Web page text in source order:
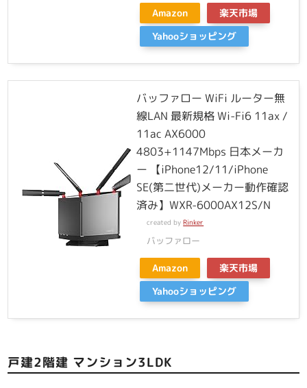
Amazon
楽天市場
Yahooショッピング
バッファロー WiFi ルーター無
線LAN 最新規格 Wi-Fi6 11ax /
11ac AX6000
4803+1147Mbps 日本メーカ
ー 【iPhone12/11/iPhone
SE(第二世代)メーカー動作確認
済み】WXR-6000AX12S/N
created byRinker
バッファロー
Amazon
楽天市場
Yahooショッピング
戸建2階建 マンション3LDK